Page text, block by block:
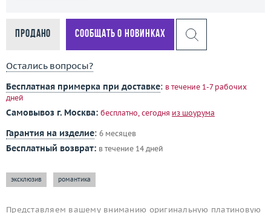
Продано Сообщать о новинках
Остались вопросы?
Бесплатная примерка при доставке: в течение 1-7 рабочих
дней
Самовывоз г. Москва: бесплатно, сегодня из шоурума
Гарантия на изделие: 6 месяцев
Бесплатный возврат: в течение 14 дней
эксклюзив романтика
Представляем вашему вниманию оригинальную платиновую